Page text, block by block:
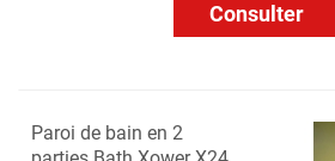
Consulter
Paroi de bain en 2